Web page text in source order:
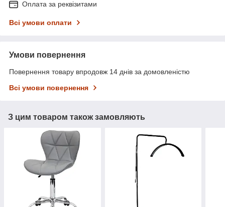
Оплата за реквізитами
Всі умови оплати
Умови повернення
Повернення товару впродовж 14 днів за домовленістю
Всі умови повернення
З цим товаром також замовляють